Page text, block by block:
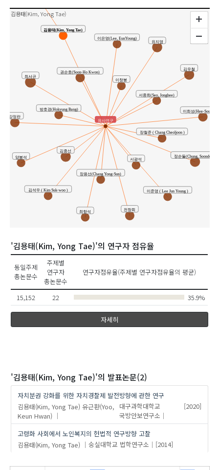
김용태(Kim, Yong Tae)
김석우 ( Kim Suk-woo ) 이준영 ( Lee Jun Young )
강정란
권순호(Soon-Ho Kwon)
김우철
김종선
방호경(Hokyung Bang)
서광석
서종희(Seo, Jonghee)
양봉석
유지영
이은영(Lee, EunYoung)
이창봉
이희성(Hee-Soung
장용선(Chang Yong-Sun)
장철준 ( Chang Cheoljoon )
전창희
정순둘(Chung, Soondool)
최서규
최항석
김용태(Kim, Yong Tae)
유사연구
'김용태(Kim, Yong Tae)'의 연구자 점유율
동일주제
총논문수
주제별
연구자
총논문수
연구자점유율(주제별 연구자점유율의 평균)
15,152 22 35.9%
자세히
'김용태(Kim, Yong Tae)'의 발표논문(2)
자치분권 강화를 위한 자치경찰제 발전방향에 관한 연구
김용태(Kim, Yong Tae) 유근환(Yoo,
Keun Hwan)
대구과학대학교
국방안보연구소
[2020]
고령화 사회에서 노인복지의 헌법적 연구방향 고찰
김용태(Kim, Yong Tae)
숭실대학교 법학연구소 [2014]